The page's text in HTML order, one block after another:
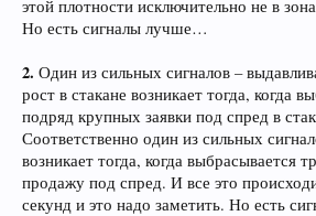
этой плотности исключительно не в
Но есть сигналы лучше…
2. Один из сильных сигналов –
рост в стакане возникает тогда, когда
подряд крупных заявки под спред в
Соответственно один из сильных
возникает тогда, когда выбрасывается
продажу под спред. И все это
секунд и это надо заметить. Но есть